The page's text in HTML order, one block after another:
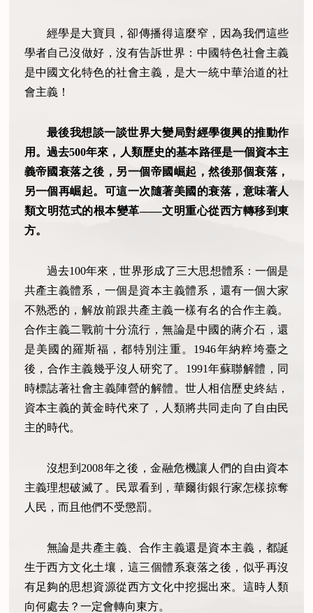
經學是大寶貝，卻傳播得這麼窄，因為我們這些
學者自己沒做好，沒有告訴世界：中國特色社會主義
是中國文化特色的社會主義，是大一統中華治道的社
會主義！
最後我想談一談世界大變局對經學復興的推動作
用。過去500年來，人類歷史的基本路徑是一個資本主
義帝國衰落之後，另一個帝國崛起，然後那個衰落，
另一個再崛起。可這一次隨著美國的衰落，意味著人
類文明范式的根本變革——文明重心從西方轉移到東
方。
過去100年來，世界形成了三大思想體系：一個是
共產主義體系，一個是資本主義體系，還有一個大家
不熟悉的，解放前跟共產主義一樣有名的合作主義。
合作主義二戰前十分流行，無論是中國的蔣介石，還
是美國的羅斯福，都特別注重。1946年納粹垮臺之
後，合作主義幾乎沒人研究了。1991年蘇聯解體，同
時標誌著社會主義陣營的解體。世人相信歷史終結，
資本主義的黃金時代來了，人類將共同走向了自由民
主的時代。
沒想到2008年之後，金融危機讓人們的自由資本
主義理想破滅了。民眾看到，華爾街銀行家怎樣掠奪
人民，而且他們不受懲罰。
無論是共產主義、合作主義還是資本主義，都誕
生于西方文化土壤，這三個體系衰落之後，似乎再沒
有足夠的思想資源從西方文化中挖掘出來。這時人類
向何處去？一定會轉向東方。